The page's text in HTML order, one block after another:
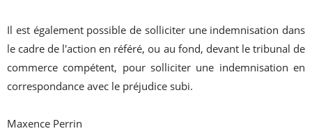
Il est également possible de solliciter une indemnisation dans
le cadre de l'action en référé, ou au fond, devant le tribunal de
commerce compétent, pour solliciter une indemnisation en
correspondance avec le préjudice subi.
Maxence Perrin